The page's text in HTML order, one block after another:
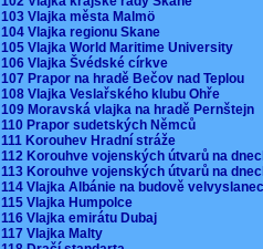
103 Vlajka města Malmö
104 Vlajka regionu Skane
105 Vlajka World Maritime University
106 Vlajka Švédské církve
107 Prapor na hradě Bečov nad Teplou
108 Vlajka Veslařského klubu Ohře
109 Moravská vlajka na hradě Pernštejn
110 Prapor sudetských Němců
111 Korouhev Hradní stráže
112 Korouhve vojenských útvarů na
113 Korouhve vojenských útvarů na
114 Vlajka Albánie na budově
115 Vlajka Humpolce
116 Vlajka emirátu Dubaj
117 Vlajka Malty